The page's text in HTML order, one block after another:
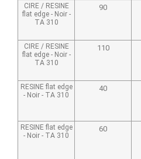
CIRE / RESINE
flat edge - Noir -
TA 310
90
CIRE / RESINE
flat edge - Noir -
TA 310
110
RESINE flat edge
- Noir - TA 310
40
RESINE flat edge
- Noir - TA 310
60